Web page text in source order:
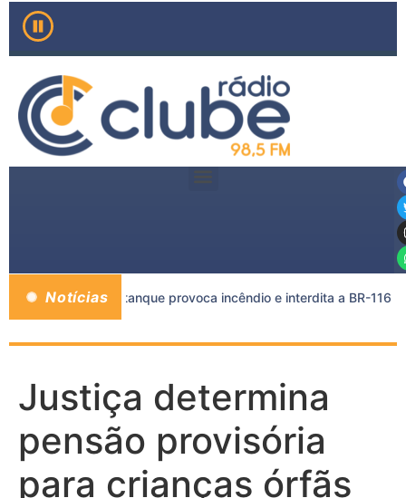
Notícias
e caminhão-tanque provoca incêndio e interdita a BR-116
Justiça determina
pensão provisória
para crianças órfãs